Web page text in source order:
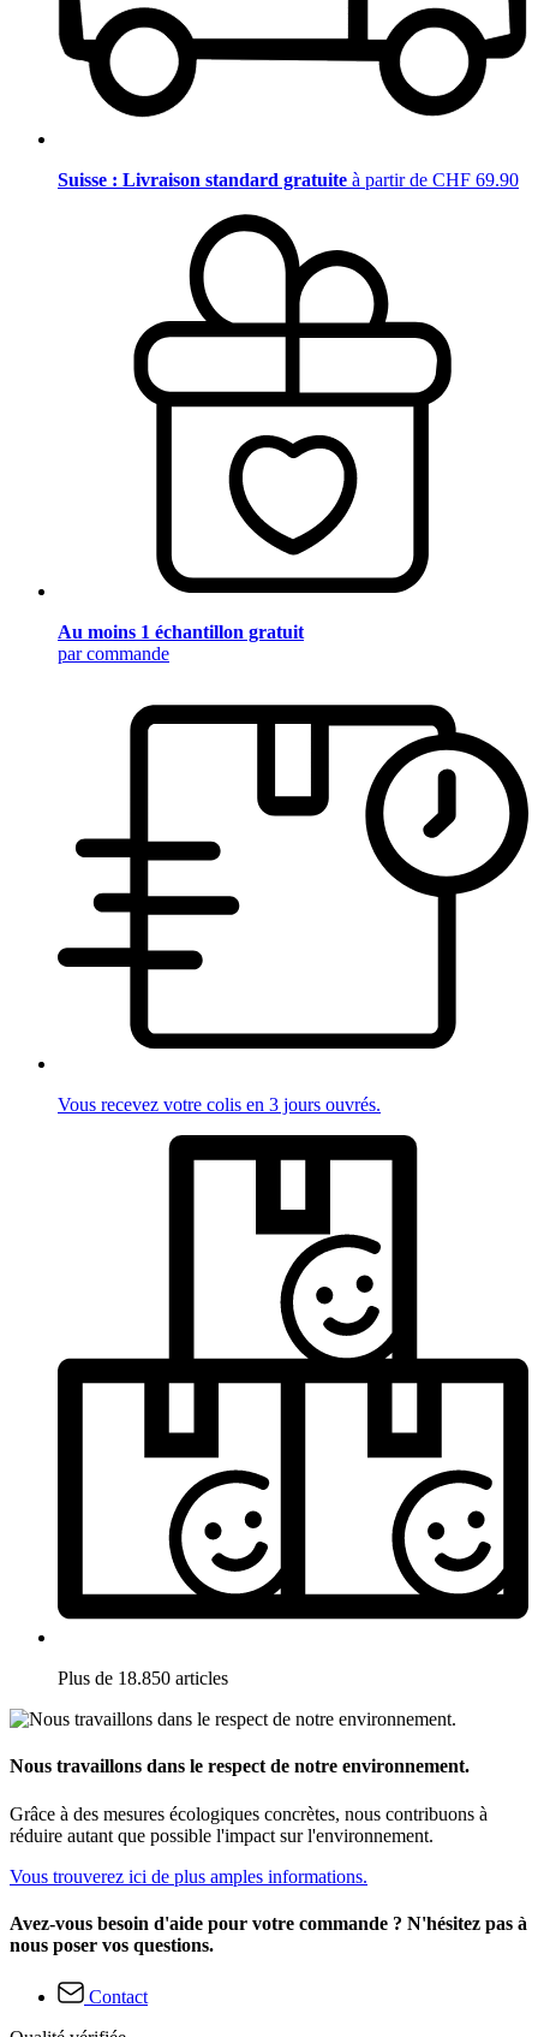
Suisse : Livraison standard gratuite à partir de CHF 69.90
Au moins 1 échantillon gratuit
par commande
Vous recevez votre colis en 3 jours ouvrés.
Plus de 18.850 articles
Nous travaillons dans le respect de notre environnement.
Grâce à des mesures écologiques concrètes, nous contribuons à
réduire autant que possible l'impact sur l'environnement.
Vous trouverez ici de plus amples informations.
Avez-vous besoin d'aide pour votre commande ? N'hésitez pas à
nous poser vos questions.
Contact